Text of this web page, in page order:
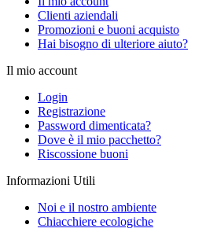
Clienti aziendali
Promozioni e buoni acquisto
Hai bisogno di ulteriore aiuto?
Il mio account
Login
Registrazione
Password dimenticata?
Dove è il mio pacchetto?
Riscossione buoni
Informazioni Utili
Noi e il nostro ambiente
Chiacchiere ecologiche